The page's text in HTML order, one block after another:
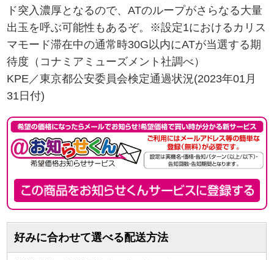
ド突入濃厚となるので、ATのループがさらなる大量
出玉を呼ぶ可能性もあるぞ。※設定1におけるカリス
マモード滞在中の通常時30G以内にATが当選する期
待度（コナミアミューズメント社調べ）
KPE／東京都公安委員会検定通過状況(2023年01月
31日付)
好みに合わせて選べる配送方法